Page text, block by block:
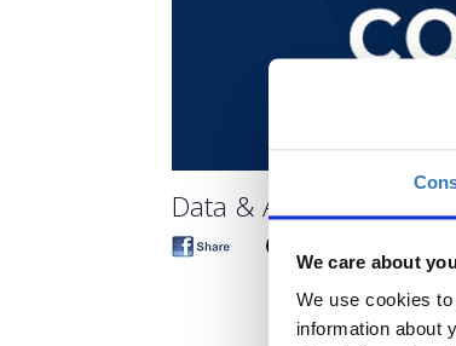
We care about
We use cookies
information about
Data & AI Conference